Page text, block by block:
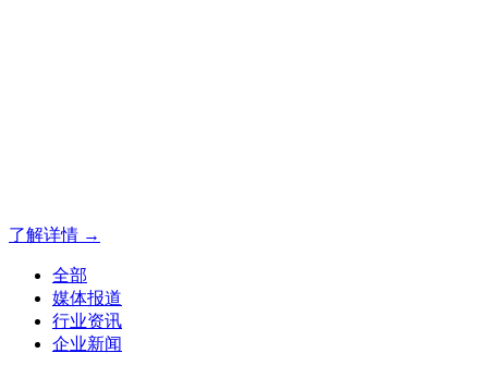
了解详情 →
全部
媒体报道
行业资讯
企业新闻